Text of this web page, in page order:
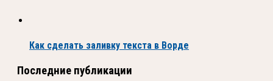
Как сделать заливку текста в Ворде
Последние публикации